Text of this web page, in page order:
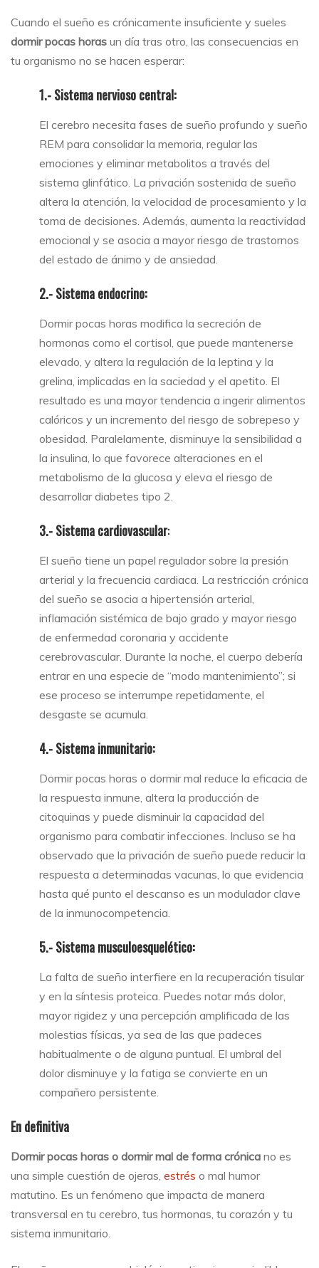
Cuando el sueño es crónicamente insuficiente y sueles
dormir pocas horas un día tras otro, las consecuencias en
tu organismo no se hacen esperar:
1.- Sistema nervioso central:
El cerebro necesita fases de sueño profundo y sueño
REM para consolidar la memoria, regular las
emociones y eliminar metabolitos a través del
sistema glinfático. La privación sostenida de sueño
altera la atención, la velocidad de procesamiento y la
toma de decisiones. Además, aumenta la reactividad
emocional y se asocia a mayor riesgo de trastornos
del estado de ánimo y de ansiedad.
2.- Sistema endocrino:
Dormir pocas horas modifica la secreción de
hormonas como el cortisol, que puede mantenerse
elevado, y altera la regulación de la leptina y la
grelina, implicadas en la saciedad y el apetito. El
resultado es una mayor tendencia a ingerir alimentos
calóricos y un incremento del riesgo de sobrepeso y
obesidad. Paralelamente, disminuye la sensibilidad a
la insulina, lo que favorece alteraciones en el
metabolismo de la glucosa y eleva el riesgo de
desarrollar diabetes tipo 2.
3.- Sistema cardiovascular:
El sueño tiene un papel regulador sobre la presión
arterial y la frecuencia cardiaca. La restricción crónica
del sueño se asocia a hipertensión arterial,
inflamación sistémica de bajo grado y mayor riesgo
de enfermedad coronaria y accidente
cerebrovascular. Durante la noche, el cuerpo debería
entrar en una especie de “modo mantenimiento”; si
ese proceso se interrumpe repetidamente, el
desgaste se acumula.
4.- Sistema inmunitario:
Dormir pocas horas o dormir mal reduce la eficacia de
la respuesta inmune, altera la producción de
citoquinas y puede disminuir la capacidad del
organismo para combatir infecciones. Incluso se ha
observado que la privación de sueño puede reducir la
respuesta a determinadas vacunas, lo que evidencia
hasta qué punto el descanso es un modulador clave
de la inmunocompetencia.
5.- Sistema musculoesquelético:
La falta de sueño interfiere en la recuperación tisular
y en la síntesis proteica. Puedes notar más dolor,
mayor rigidez y una percepción amplificada de las
molestias físicas, ya sea de las que padeces
habitualmente o de alguna puntual. El umbral del
dolor disminuye y la fatiga se convierte en un
compañero persistente.
En definitiva
Dormir pocas horas o dormir mal de forma crónica no es
una simple cuestión de ojeras, estrés o mal humor
matutino. Es un fenómeno que impacta de manera
transversal en tu cerebro, tus hormonas, tu corazón y tu
sistema inmunitario.